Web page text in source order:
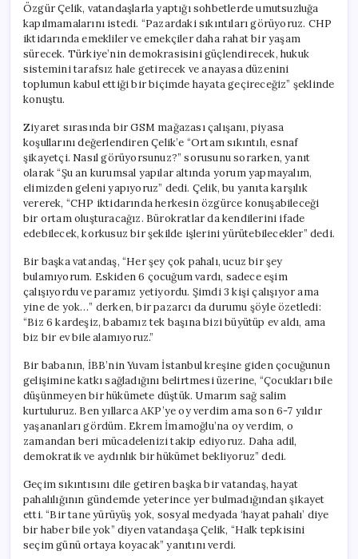
Özgür Çelik, vatandaşlarla yaptığı sohbetlerde umutsuzluğa
kapılmamalarını istedi. “Pazardaki sıkıntıları görüyoruz. CHP
iktidarında emekliler ve emekçiler daha rahat bir yaşam
sürecek. Türkiye’nin demokrasisini güçlendirecek, hukuk
sistemini tarafsız hale getirecek ve anayasa düzenini
toplumun kabul ettiği bir biçimde hayata geçireceğiz” şeklinde
konuştu.
Ziyaret sırasında bir GSM mağazası çalışanı, piyasa
koşullarını değerlendiren Çelik’e “Ortam sıkıntılı, esnaf
şikayetçi. Nasıl görüyorsunuz?” sorusunu sorarken, yanıt
olarak “Şu an kurumsal yapılar altında yorum yapmayalım,
elimizden geleni yapıyoruz” dedi. Çelik, bu yanıta karşılık
vererek, “CHP iktidarında herkesin özgürce konuşabileceği
bir ortam oluşturacağız. Bürokratlar da kendilerini ifade
edebilecek, korkusuz bir şekilde işlerini yürütebilecekler” dedi.
Bir başka vatandaş, “Her şey çok pahalı, ucuz bir şey
bulamıyorum. Eskiden 6 çocuğum vardı, sadece eşim
çalışıyordu ve paramız yetiyordu. Şimdi 3 kişi çalışıyor ama
yine de yok…” derken, bir pazarcı da durumu şöyle özetledi:
“Biz 6 kardeşiz, babamız tek başına bizi büyütüp ev aldı, ama
biz bir ev bile alamıyoruz.”
Bir babanın, İBB’nin Yuvam İstanbul kreşine giden çocuğunun
gelişimine katkı sağladığını belirtmesi üzerine, “Çocukları bile
düşünmeyen bir hükümete düştük. Umarım sağ salim
kurtuluruz. Ben yıllarca AKP’ye oy verdim ama son 6-7 yıldır
yaşananları gördüm. Ekrem İmamoğlu’na oy verdim, o
zamandan beri mücadelenizi takip ediyoruz. Daha adil,
demokratik ve aydınlık bir hükümet bekliyoruz” dedi.
Geçim sıkıntısını dile getiren başka bir vatandaş, hayat
pahalılığının gündemde yeterince yer bulmadığından şikayet
etti. “Bir tane yürüyüş yok, sosyal medyada ‘hayat pahalı’ diye
bir haber bile yok” diyen vatandaşa Çelik, “Halk tepkisini
seçim günü ortaya koyacak” yanıtını verdi.